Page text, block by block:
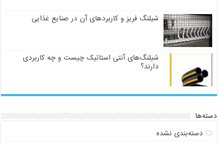
شیلنگ فریز و کاربردهای آن در صنایع غذایی
شیلنگ‌های آنتی استاتیک چیست و چه کاربردی
دارند؟
دسته‌ها
دسته‌بندی نشده